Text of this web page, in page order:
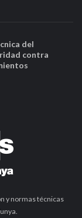
del
contra
y normas técnicas